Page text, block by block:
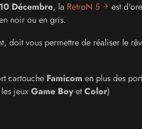
Décembre, la RetroN 5
est
noir ou en gris.
doit vous permettre de réaliser le
cartouche Famicom en plus des
jeuxGame BoyetColor)